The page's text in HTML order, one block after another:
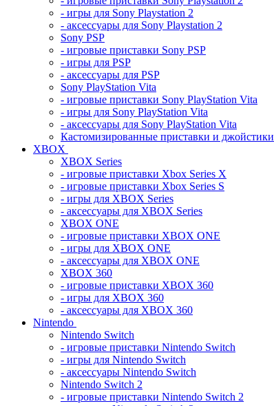
- игры для Sony Playstation 2
- аксессуары для Sony Playstation 2
Sony PSP
- игровые приставки Sony PSP
- игры для PSP
- аксессуары для PSP
Sony PlayStation Vita
- игровые приставки Sony PlayStation Vita
- игры для Sony PlayStation Vita
- аксессуары для Sony PlayStation Vita
Кастомизированные приставки и джойстики
XBOX
XBOX Series
- игровые приставки Xbox Series X
- игровые приставки Xbox Series S
- игры для XBOX Series
- аксессуары для XBOX Series
XBOX ONE
- игровые приставки XBOX ONE
- игры для XBOX ONE
- аксессуары для XBOX ONE
XBOX 360
- игровые приставки XBOX 360
- игры для XBOX 360
- аксессуары для XBOX 360
Nintendo
Nintendo Switch
- игровые приставки Nintendo Switch
- игры для Nintendo Switch
- аксессуары Nintendo Switch
Nintendo Switch 2
- игровые приставки Nintendo Switch 2